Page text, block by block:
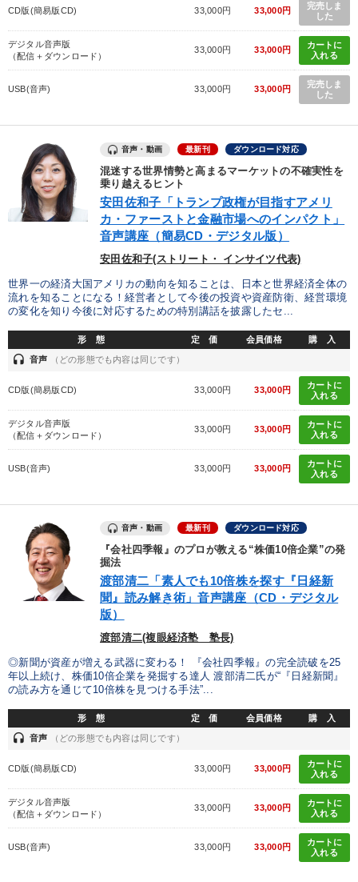
井上和弘の財務力UP
【最新刊】時代を超える経営150の言葉＋社長のスピーチ・話材
「利上げ時代の最新・銀行対策」＋「不動産市況予測」＋「市場
予測と株式投資」最新刊
2025年夏季全国経営者セミナー収録講演ＣＤ・講演ＤＶＤ・デジ
タル版（音声／動画ストリーミング・ダウンロード）
経営体系を学びたい 社長の姿勢を学びたい
財務・数字力の向上 業績を伸ばしたい
社員研修を行いたい 発想力を磨きたい
キーワード
※「更新」を押すと「カテゴリー」「目的別」「キーワード」を更新いただけます。
local_offer タグから探す refresh 更新する
すべての音声・動画（全2077タイトル）からお探しいただけます
タグ・キーワード
モノづくり ブランディング 中小企業
教育
デジタルマーケティング
イノベーション プロ経営者
CD版(簡易版CD) 33,000円 33,000円
完売しま
した
デジタル音声版
（配信＋ダウンロード）
33,000円 33,000円
カートに
入れる
USB(音声) 33,000円 33,000円
完売しま
した
音声・動画 最新刊 ダウンロード対応
混迷する世界情勢と高まるマーケットの不確実性を
乗り越えるヒント
安田佐和子「トランプ政権が目指すアメリ
カ・ファーストと金融市場へのインパクト」
音声講座（簡易CD・デジタル版）
安田佐和子(ストリート・ インサイツ代表)
世界一の経済大国アメリカの動向を知ることは、日本と世界経済全体の
流れを知ることになる！経営者として今後の投資や資産防衛、経営環境
の変化を知り今後に対応するための特別講話を披露したセ...
形 態 定 価 会員価格 購 入
headset 音声 （どの形態でも内容は同じです）
CD版(簡易版CD) 33,000円 33,000円
カートに
入れる
デジタル音声版
（配信＋ダウンロード）
33,000円 33,000円
カートに
入れる
USB(音声) 33,000円 33,000円
カートに
入れる
音声・動画 最新刊 ダウンロード対応
『会社四季報』のプロが教える“株価10倍企業”の発
掘法
渡部清二「素人でも10倍株を探す『日経新
聞』読み解き術」音声講座（CD・デジタル
版）
渡部清二(複眼経済塾 塾長)
◎新聞が資産が増える武器に変わる！ 『会社四季報』の完全読破を25
年以上続け、株価10倍企業を発掘する達人 渡部清二氏が“『日経新聞』
の読み方を通じて10倍株を見つける手法”...
形 態 定 価 会員価格 購 入
headset 音声 （どの形態でも内容は同じです）
CD版(簡易版CD) 33,000円 33,000円
カートに
入れる
デジタル音声版
（配信＋ダウンロード）
33,000円 33,000円
カートに
入れる
USB(音声) 33,000円 33,000円
カートに
入れる